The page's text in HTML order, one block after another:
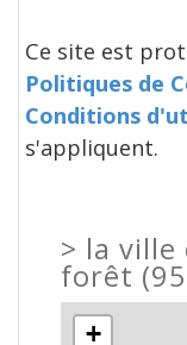
Ce site est
Politiques de
Conditions
s'appliquent.
> la ville
forêt
+